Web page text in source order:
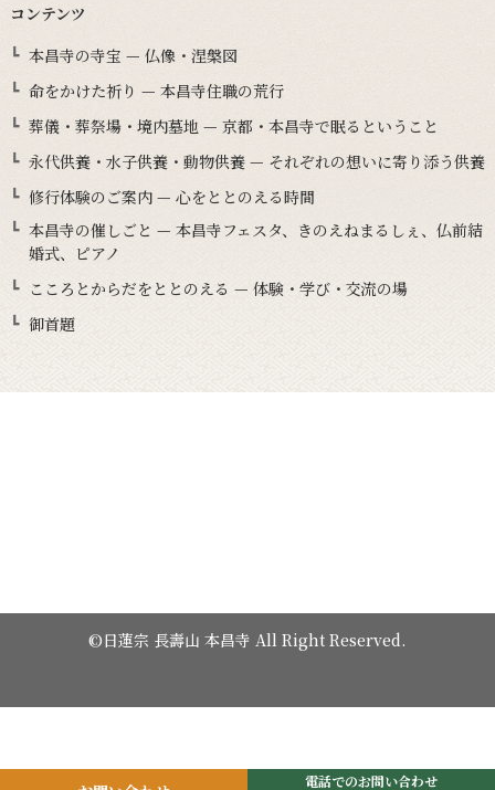
電話でのお問い合わせ
コンテンツ
本昌寺の寺宝 — 仏像・涅槃図
命をかけた祈り — 本昌寺住職の荒行
葬儀・葬祭場・境内墓地 — 京都・本昌寺で眠るということ
永代供養・水子供養・動物供養 — それぞれの想いに寄り添う供養
修行体験のご案内 — 心をととのえる時間
本昌寺の催しごと — 本昌寺フェスタ、きのえねまるしぇ、仏前結
婚式、ピアノ
こころとからだをととのえる — 体験・学び・交流の場
御首題
©日蓮宗 長壽山 本昌寺 All Right Reserved.